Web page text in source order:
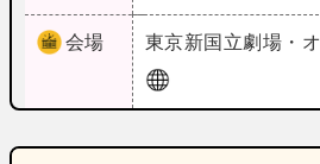
会場 東京新国立劇場・